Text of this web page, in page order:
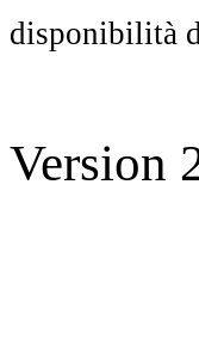
disponibilità
Version